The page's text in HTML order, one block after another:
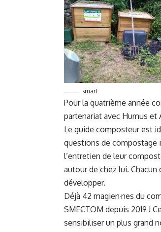
smart
Pour la quatrième année
partenariat avec Humus et
Le guide composteur est
questions de compostage
l’entretien de leur
autour de chez lui.
développer.
Déjà 42 magien·nes du
SMECTOM depuis 2019 !
sensibiliser un plus grand